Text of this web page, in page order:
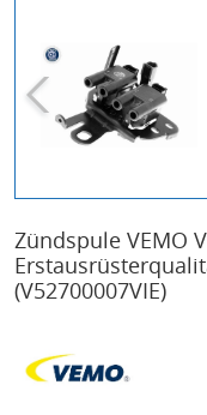
Zündspule VEMO
(V52700007VIE)